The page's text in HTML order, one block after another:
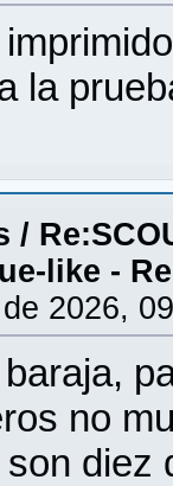
la
/
like -
2026,
no
diez